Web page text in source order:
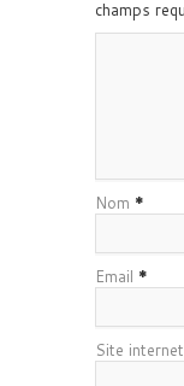
champs
Nom *
Email *
Site internet